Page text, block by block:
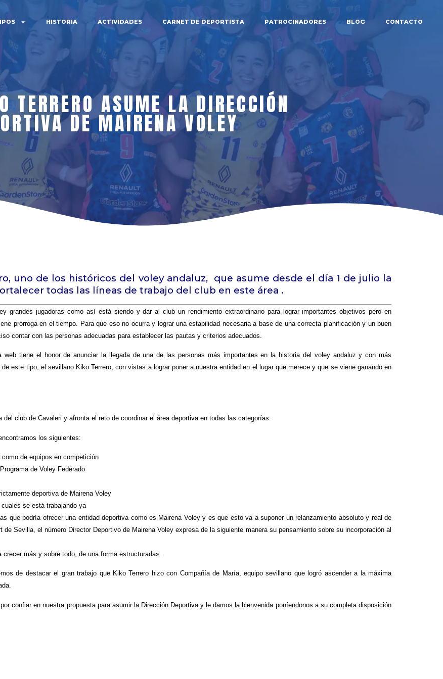
HISTORIA ACTIVIDADES CARNET DE DEPORTISTA PATROCINADORES BLOG CONTACTO
TERRERO ASUME LA DIRECCIÓN
DE MAIRENA VOLEY
uno de los históricos del voley andaluz, que asume desde el día 1 de julio la
todas las líneas de trabajo del club en este área .
grandes jugadoras como así está siendo y dar al club un rendimiento extraordinario para lograr importantes objetivos pero en
prórroga en el tiempo. Para que eso no ocurra y lograr una estabilidad necesaria a base de una correcta planificación y un buen
contar con las personas adecuadas para establecer las pautas y criterios adecuados.
tiene el honor de anunciar la llegada de una de las personas más importantes en la historia del voley andaluz y con más
este tipo, el sevillano Kiko Terrero, con vistas a lograr poner a nuestra entidad en el lugar que merece y que se viene ganando en
club de Cavaleri y afronta el reto de coordinar el área deportiva en todas las categorías.
los siguientes:
de equipos en competición
de Voley Federado
deportiva de Mairena Voley
se está trabajando ya
que podría ofrecer una entidad deportiva como es Mairena Voley y es que esto va a suponer un relanzamiento absoluto y real de
Sevilla, el número Director Deportivo de Mairena Voley expresa de la siguiente manera su pensamiento sobre su incorporación al
más y sobre todo, de una forma estructurada».
de destacar el gran trabajo que Kiko Terrero hizo con Compañía de María, equipo sevillano que logró ascender a la máxima
confiar en nuestra propuesta para asumir la Dirección Deportiva y le damos la bienvenida poníendonos a su completa disposición